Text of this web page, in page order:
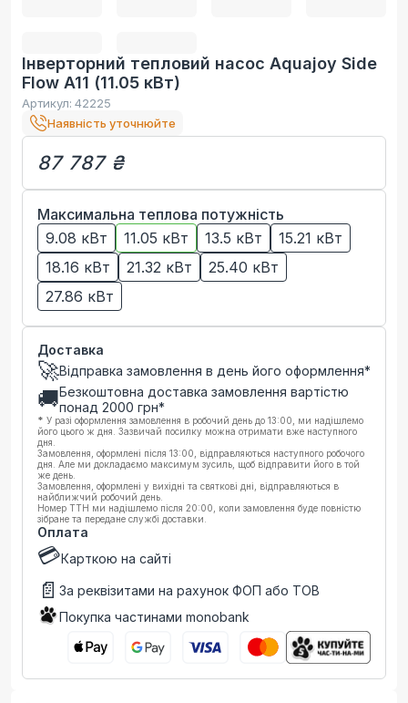
Інверторний тепловий насос Aquajoy Side
Flow A11 (11.05 кВт)
Артикул: 42225
Наявність уточнюйте
87 787 ₴
Максимальна теплова потужність
9.08 кВт
11.05 кВт 13.5 кВт
15.21 кВт
18.16 кВт
21.32 кВт
25.40 кВт
27.86 кВт
Доставка
🚀Відправка замовлення в день його оформлення*
🚚Безкоштовна доставка замовлення вартістю
понад 2000 грн*
* У разі оформлення замовлення в робочий день до 13:00, ми надішлемо
його цього ж дня. Зазвичай посилку можна отримати вже наступного
дня.
Замовлення, оформлені після 13:00, відправляються наступного робочого
дня. Але ми докладаємо максимум зусиль, щоб відправити його в той
же день.
Замовлення, оформлені у вихідні та святкові дні, відправляються в
найближчий робочий день.
Номер ТТН ми надішлемо після 20:00, коли замовлення буде повністю
зібране та передане службі доставки.
Оплата
💳Карткою на сайті
📄 За реквізитами на рахунок ФОП або ТОВ
Покупка частинами monobank